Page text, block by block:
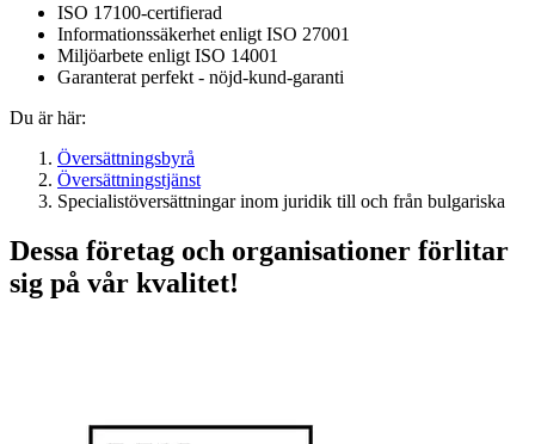
ISO 17100-certifierad
Informationssäkerhet enligt ISO 27001
Miljöarbete enligt ISO 14001
Garanterat perfekt - nöjd-kund-garanti
Du är här:
Översättningsbyrå
Översättningstjänst
Specialistöversättningar inom juridik till och från bulgariska
Dessa företag och organisationer förlitar
sig på vår kvalitet!